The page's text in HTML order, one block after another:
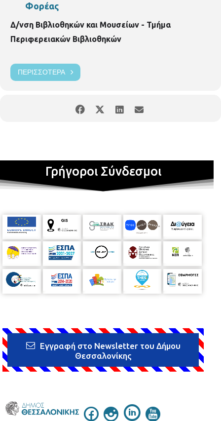
Φορέας
Δ/νση Βιβλιοθηκών και Μουσείων - Τμήμα
Περιφερειακών Βιβλιοθηκών
ΠΕΡΙΣΣΌΤΕΡΑ
Γρήγοροι Σύνδεσμοι
Εγγραφή στο Newsletter του Δήμου
Θεσσαλονίκης